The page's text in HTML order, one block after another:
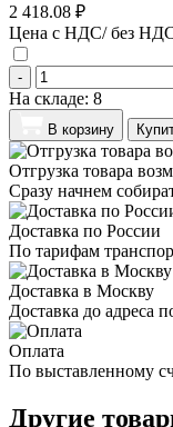
2 418.08 ₽
Цена с НДС/ без
-
На складе: 8
В корзину
Отгрузка товара
Сразу начнем
Доставка по России
По тарифам
Доставка в Москву
Доставка до адреса
Оплата
По выставленному
Другие